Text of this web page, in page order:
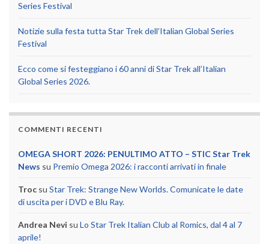
Series Festival
Notizie sulla festa tutta Star Trek dell’Italian Global Series
Festival
Ecco come si festeggiano i 60 anni di Star Trek all’Italian
Global Series 2026.
COMMENTI RECENTI
OMEGA SHORT 2026: PENULTIMO ATTO – STIC Star Trek
News su Premio Omega 2026: i racconti arrivati in finale
Troc su Star Trek: Strange New Worlds. Comunicate le date
di uscita per i DVD e Blu Ray.
Andrea Nevi su Lo Star Trek Italian Club al Romics, dal 4 al 7
aprile!